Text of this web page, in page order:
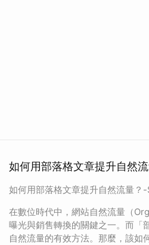
如何用部落格文章提升自然
如何用部落格文章提升自然流量？-
在數位時代中，網站自然流量（
曝光與銷售轉換的關鍵之一。而「
自然流量的有效方法。那麼，該如